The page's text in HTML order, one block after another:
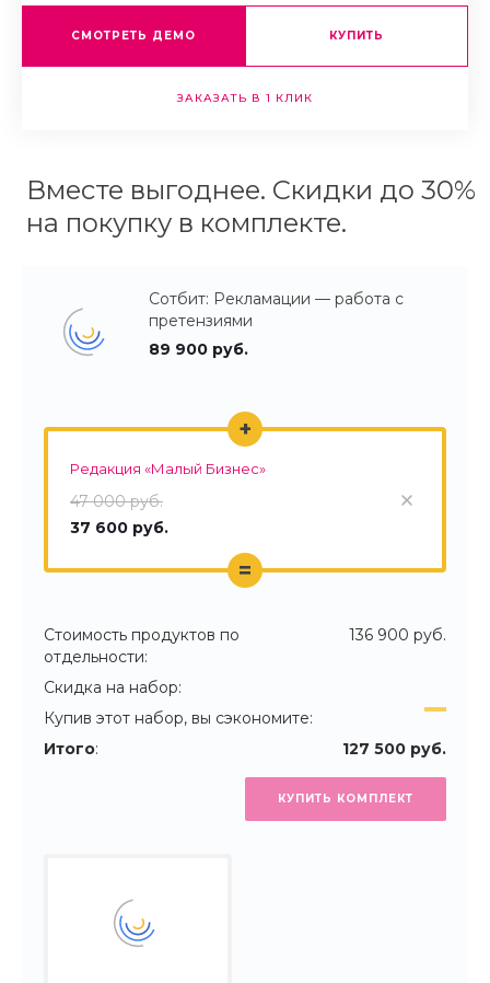
СМОТРЕТЬ ДЕМО КУПИТЬ
ЗАКАЗАТЬ В 1 КЛИК
Вместе выгоднее. Скидки до 30%
на покупку в комплекте.
Сотбит: Рекламации — работа с
претензиями
89 900 руб.
Редакция «Малый Бизнес»
47 000 руб.
37 600 руб.
+
=
Стоимость продуктов по
отдельности:
136 900 руб.
Скидка на набор:
Купив этот набор, вы сэкономите:
Итого: 127 500 руб.
КУПИТЬ КОМПЛЕКТ